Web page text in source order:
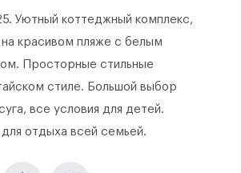
Уютный коттеджный комплекс,
красивом пляже с белым
Просторные стильные
стиле. Большой выбор
все условия для детей.
отдыха всей семьей.